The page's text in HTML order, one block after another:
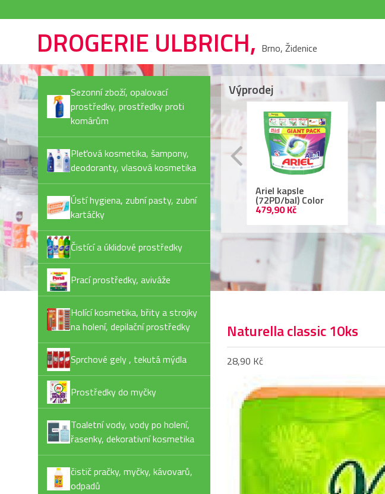
DROGERIE ULBRICH, Brno, Židenice
Sezonní zboží, opalovací
prostředky, prostředky proti
komárům
Pleťová kosmetika, šampony,
deodoranty, vlasová kosmetika
Ústí hygiena, zubní pasty, zubní
kartáčky
Čistící a úklidové prostředky
Prací prostředky, aviváže
Holící kosmetika, břity a strojky
na holení, depilační prostředky
Sprchové gely , tekutá mýdla
Prostředky do myčky
Toaletní vody, vody po holení,
řasenky, dekorativní kosmetika
čistič pračky, myčky, kávovarů,
odpadů
Výprodej
Invisible Pure
Kč
(72PD/bal) Color
479,90 Kč
Jar tab (122ks/bal)
PlatinPlus
559,90 Kč
Naturella classic 10ks
28,90 Kč